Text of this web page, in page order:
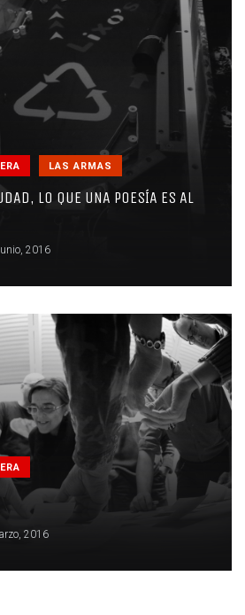
LAS ARMAS
LO QUE UNA POESÍA ES AL
2016
2016